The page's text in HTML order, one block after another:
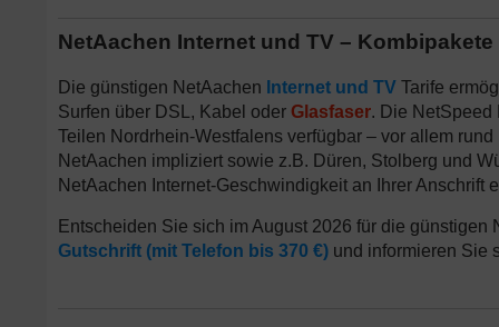
NetAachen Internet und TV –
Die günstigen NetAachen Internet und TV Tarife
Surfen über DSL, Kabel oder Glasfaser. Die NetSpeed
Teilen Nordrhein-Westfalens verfügbar – vor allem
NetAachen impliziert sowie z.B. Düren, Stolberg und
NetAachen Internet-Geschwindigkeit an Ihrer
Entscheiden Sie sich im August 2026 für die
Gutschrift (mit Telefon bis 370 €) und informieren Sie